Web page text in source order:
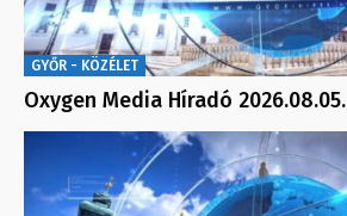
GYŐR - KÖZÉLET
Oxygen Media Híradó 2026.08.05.